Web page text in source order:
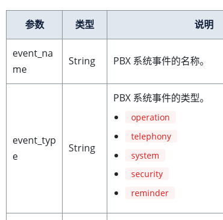
参数 类型 说明
event_na
me
String PBX 系统事件的名称。
event_typ
e
String
PBX 系统事件的类型。
operation
telephony
system
security
reminder